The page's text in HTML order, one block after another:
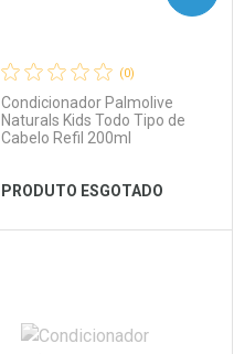
Ver Desconto Convênio
(0)
Condicionador Palmolive
Naturals Kids Todo Tipo de
Cabelo Refil 200ml
PRODUTO ESGOTADO
Laboratório
Por Menos